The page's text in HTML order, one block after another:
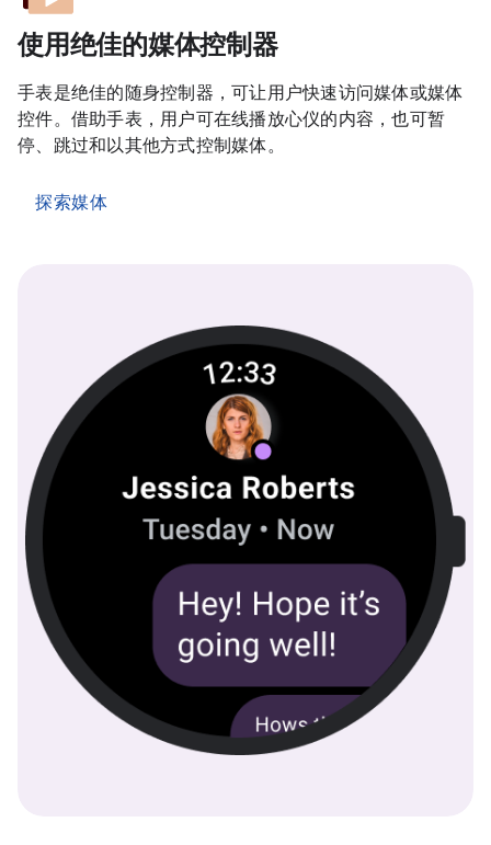
使用绝佳的媒体控制器
手表是绝佳的随身控制器，可让用户快速访问媒体或媒体
控件。借助手表，用户可在线播放心仪的内容，也可暂
停、跳过和以其他方式控制媒体。
探索媒体